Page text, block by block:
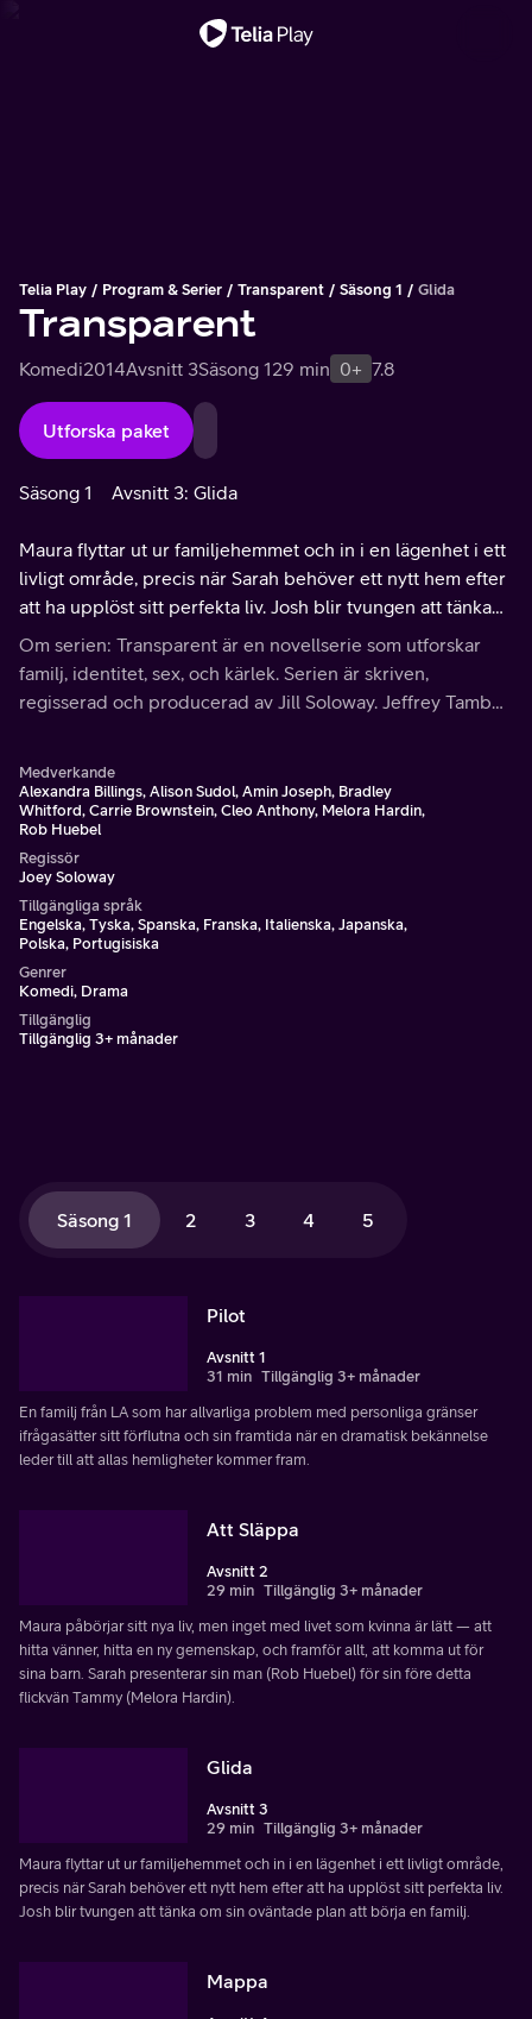
Telia Play Program & Serier Transparent Säsong 1 Glida
Transparent
Komedi2014Avsnitt 3Säsong 129 min 0+ 7.8
Utforska paket
Säsong 1 Avsnitt 3: Glida
Maura flyttar ut ur familjehemmet och in i en lägenhet i ett
livligt område, precis när Sarah behöver ett nytt hem efter
att ha upplöst sitt perfekta liv. Josh blir tvungen att tänka
om sin oväntade plan att börja en familj.
Om serien: Transparent är en novellserie som utforskar
familj, identitet, sex, och kärlek. Serien är skriven,
regisserad och producerad av Jill Soloway. Jeffrey Tambor
Medverkande
Alexandra Billings, Alison Sudol, Amin Joseph, Bradley
Whitford, Carrie Brownstein, Cleo Anthony, Melora Hardin,
Rob Huebel
Regissör
Joey Soloway
Tillgängliga språk
Engelska, Tyska, Spanska, Franska, Italienska, Japanska,
Polska, Portugisiska
Genrer
Komedi, Drama
Tillgänglig
Tillgänglig 3+ månader
Säsong 1 2 3 4 5
Pilot
Avsnitt 1
31 min Tillgänglig 3+ månader
En familj från LA som har allvarliga problem med personliga gränser
ifrågasätter sitt förflutna och sin framtida när en dramatisk bekännelse
leder till att allas hemligheter kommer fram.
Att Släppa
Avsnitt 2
29 min Tillgänglig 3+ månader
Maura påbörjar sitt nya liv, men inget med livet som kvinna är lätt — att
hitta vänner, hitta en ny gemenskap, och framför allt, att komma ut för
sina barn. Sarah presenterar sin man (Rob Huebel) för sin före detta
flickvän Tammy (Melora Hardin).
Glida
Avsnitt 3
29 min Tillgänglig 3+ månader
Maura flyttar ut ur familjehemmet och in i en lägenhet i ett livligt område,
precis när Sarah behöver ett nytt hem efter att ha upplöst sitt perfekta liv.
Josh blir tvungen att tänka om sin oväntade plan att börja en familj.
Mappa